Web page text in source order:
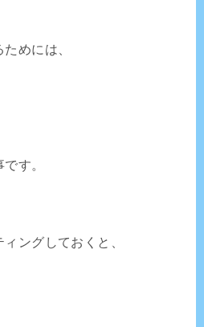
めには、
す。
ングしておくと、